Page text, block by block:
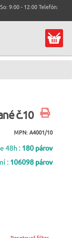
9:00 - 12:00 Telefón:
č.10
MPN: A4001/10
48h : 180 párov
: 106098 párov